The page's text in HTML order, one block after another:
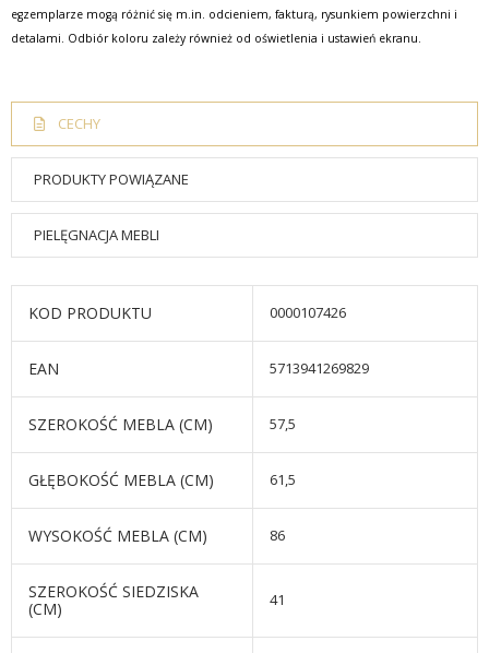
egzemplarze mogą różnić się m.in. odcieniem, fakturą, rysunkiem powierzchni i
detalami. Odbiór koloru zależy również od oświetlenia i ustawień ekranu.
CECHY
PRODUKTY POWIĄZANE
PIELĘGNACJA MEBLI
KOD PRODUKTU 0000107426
EAN 5713941269829
SZEROKOŚĆ MEBLA (CM) 57,5
GŁĘBOKOŚĆ MEBLA (CM) 61,5
WYSOKOŚĆ MEBLA (CM) 86
SZEROKOŚĆ SIEDZISKA
(CM)
41